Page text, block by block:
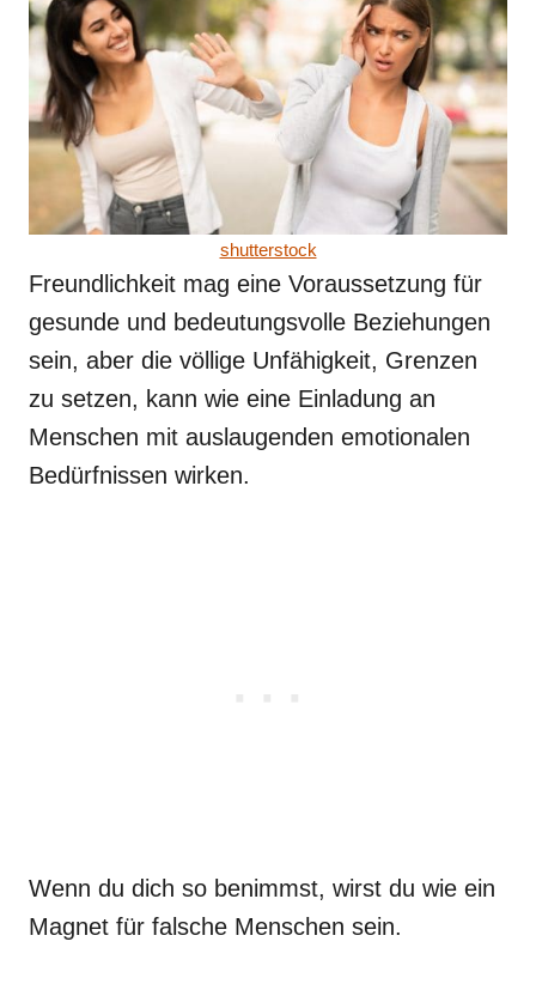
shutterstock
Freundlichkeit mag eine Voraussetzung für
gesunde und bedeutungsvolle Beziehungen
sein, aber die völlige Unfähigkeit, Grenzen
zu setzen, kann wie eine Einladung an
Menschen mit auslaugenden emotionalen
Bedürfnissen wirken.
Wenn du dich so benimmst, wirst du wie ein
Magnet für falsche Menschen sein.